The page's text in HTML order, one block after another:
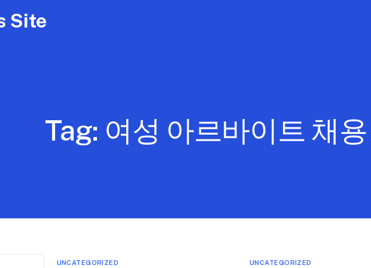
Site
Tag: 여성 아르바이트 채
UNCATEGORIZED UNCATEGORIZED